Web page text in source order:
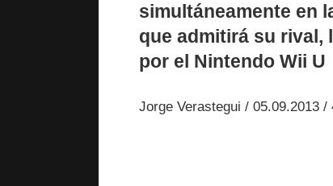
simultáneamente en
que admitirá su rival,
por el Nintendo Wii U
Jorge Verastegui / 05.09.2013 /